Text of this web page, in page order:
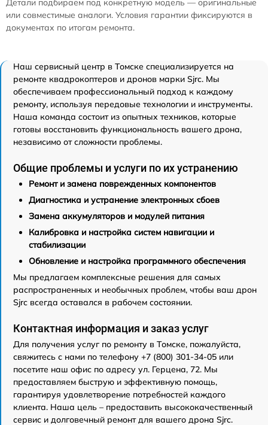
Детали подбираем под конкретную модель — оригинальные
или совместимые аналоги. Условия гарантии фиксируются в
документах по итогам ремонта.
Наш сервисный центр в Томске специализируется на
ремонте квадрокоптеров и дронов марки Sjrc. Мы
обеспечиваем профессиональный подход к каждому
ремонту, используя передовые технологии и инструменты.
Наша команда состоит из опытных техников, которые
готовы восстановить функциональность вашего дрона,
независимо от сложности проблемы.
Общие проблемы и услуги по их устранению
Ремонт и замена поврежденных компонентов
Диагностика и устранение электронных сбоев
Замена аккумуляторов и модулей питания
Калибровка и настройка систем навигации и
стабилизации
Обновление и настройка программного обеспечения
Мы предлагаем комплексные решения для самых
распространенных и необычных проблем, чтобы ваш дрон
Sjrc всегда оставался в рабочем состоянии.
Контактная информация и заказ услуг
Для получения услуг по ремонту в Томске, пожалуйста,
свяжитесь с нами по телефону +7 (800) 301-34-05 или
посетите наш офис по адресу ул. Герцена, 72. Мы
предоставляем быструю и эффективную помощь,
гарантируя удовлетворение потребностей каждого
клиента. Наша цель – предоставить высококачественный
сервис и долговечный ремонт для вашего дрона Sjrc.